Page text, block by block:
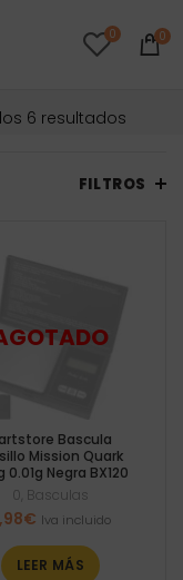
0 0
6 resultados
bajo
FILTROS
Bascula
Mission Quark
0.01g Negra BX120
0 Basculas
€ Iva incluido
LEER MÁS